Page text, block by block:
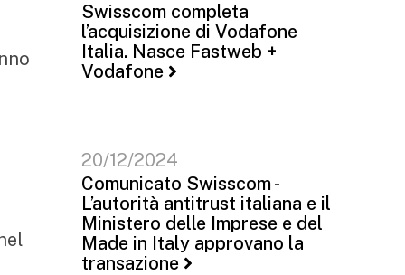
Swisscom completa
l’acquisizione di Vodafone
Italia. Nasce Fastweb +
Vodafone
20/12/2024
Comunicato Swisscom -
L’autorità antitrust italiana e il
Ministero delle Imprese e del
Made in Italy approvano la
transazione